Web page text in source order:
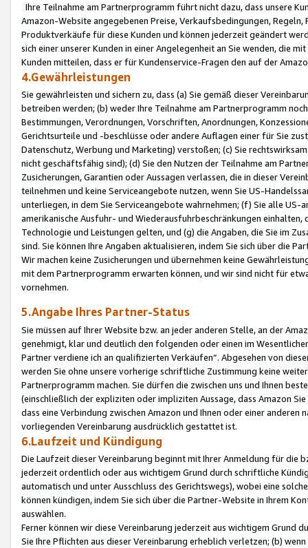
Ihre Teilnahme am Partnerprogramm führt nicht dazu, dass unsere
Amazon-Website angegebenen Preise, Verkaufsbedingungen,
Produktverkäufe für diese Kunden und können jederzeit geändert
sich einer unserer Kunden in einer Angelegenheit an Sie wenden, die
Kunden mitteilen, dass er für Kundenservice-Fragen den auf der
4.Gewährleistungen
Sie gewährleisten und sichern zu, dass (a) Sie gemäß dieser
betreiben werden; (b) weder Ihre Teilnahme am Partnerprogramm
Bestimmungen, Verordnungen, Vorschriften, Anordnungen,
Gerichtsurteile und -beschlüsse oder andere Auflagen einer für Sie
Datenschutz, Werbung und Marketing) verstoßen; (c) Sie
nicht geschäftsfähig sind); (d) Sie den Nutzen der Teilnahme am
Zusicherungen, Garantien oder Aussagen verlassen, die in dieser
teilnehmen und keine Serviceangebote nutzen, wenn Sie US-
unterliegen, in dem Sie Serviceangebote wahrnehmen; (f) Sie alle
amerikanische Ausfuhr- und Wiederausfuhrbeschränkungen
Technologie und Leistungen gelten, und (g) die Angaben, die Sie im
sind. Sie können Ihre Angaben aktualisieren, indem Sie sich über die
Wir machen keine Zusicherungen und übernehmen keine
mit dem Partnerprogramm erwarten können, und wir sind nicht für
vornehmen.
5.Angabe Ihres Partner-Status
Sie müssen auf Ihrer Website bzw. an jeder anderen Stelle, an der
genehmigt, klar und deutlich den folgenden oder einen im
Partner verdiene ich an qualifizierten Verkäufen“. Abgesehen von
werden Sie ohne unsere vorherige schriftliche Zustimmung keine
Partnerprogramm machen. Sie dürfen die zwischen uns und Ihnen
(einschließlich der expliziten oder impliziten Aussage, dass Amazon
dass eine Verbindung zwischen Amazon und Ihnen oder einer
vorliegenden Vereinbarung ausdrücklich gestattet ist.
6.Laufzeit und Kündigung
Die Laufzeit dieser Vereinbarung beginnt mit Ihrer Anmeldung für die
jederzeit ordentlich oder aus wichtigem Grund durch schriftliche
automatisch und unter Ausschluss des Gerichtswegs), wobei eine
können kündigen, indem Sie sich über die Partner-Website in Ihrem
auswählen.
Ferner können wir diese Vereinbarung jederzeit aus wichtigem Grund
Sie Ihre Pflichten aus dieser Vereinbarung erheblich verletzen; (b)